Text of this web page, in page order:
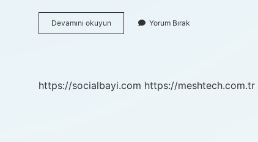
Devamını okuyun
Feneri
Yorum Bırak
https://socialbayi.com https://meshtech.com.tr